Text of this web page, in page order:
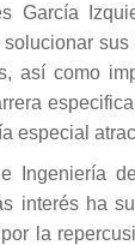
García
así como
especial
Ingeniería
interés ha
la